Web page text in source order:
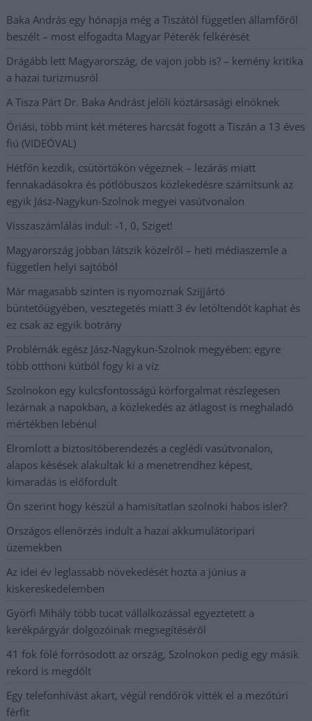
Baka András egy hónapja még a Tiszától független államfőről
beszélt – most elfogadta Magyar Péterék felkérését
Drágább lett Magyarország, de vajon jobb is? – kemény kritika
a hazai turizmusról
A Tisza Párt Dr. Baka Andrást jelöli köztársasági elnöknek
Óriási, több mint két méteres harcsát fogott a Tiszán a 13 éves
fiú (VIDEÓVAL)
Hétfőn kezdik, csütörtökön végeznek – lezárás miatt
fennakadásokra és pótlóbuszos közlekedésre számítsunk az
egyik Jász-Nagykun-Szolnok megyei vasútvonalon
Visszaszámlálás indul: -1, 0, Sziget!
Magyarország jobban látszik közelről – heti médiaszemle a
független helyi sajtóból
Már magasabb szinten is nyomoznak Szijjártó
büntetőügyében, vesztegetés miatt 3 év letöltendőt kaphat és
ez csak az egyik botrány
Problémák egész Jász-Nagykun-Szolnok megyében: egyre
több otthoni kútból fogy ki a víz
Szolnokon egy kulcsfontosságú körforgalmat részlegesen
lezárnak a napokban, a közlekedés az átlagost is meghaladó
mértékben lebénul
Elromlott a biztosítóberendezés a ceglédi vasútvonalon,
alapos késések alakultak ki a menetrendhez képest,
kimaradás is előfordult
Ön szerint hogy készül a hamisítatlan szolnoki habos isler?
Országos ellenőrzés indult a hazai akkumulátoripari
üzemekben
Az idei év leglassabb növekedését hozta a június a
kiskereskedelemben
Györfi Mihály több tucat vállalkozással egyeztetett a
kerékpárgyár dolgozóinak megsegítéséről
41 fok fölé forrósodott az ország, Szolnokon pedig egy másik
rekord is megdőlt
Egy telefonhívást akart, végül rendőrök vitték el a mezőtúri
férfit